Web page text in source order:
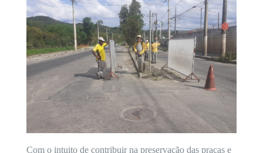
Com o intuito de contribuir na preservação das praças e